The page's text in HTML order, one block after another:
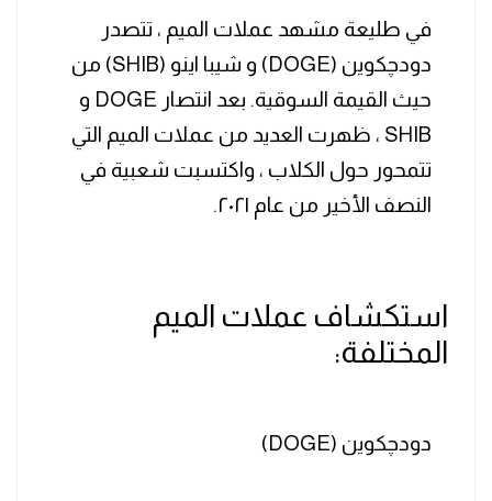
في طليعة مشهد عملات الميم ، تتصدر
دودچكوين (DOGE) و شيبا اينو (SHIB) من
حيث القيمة السوقية. بعد انتصار DOGE و
SHIB ، ظهرت العديد من عملات الميم التي
تتمحور حول الكلاب ، واكتسبت شعبية في
النصف الأخير من عام ٢٠٢١.
استكشاف عملات الميم
المختلفة:
دودچكوين (DOGE)